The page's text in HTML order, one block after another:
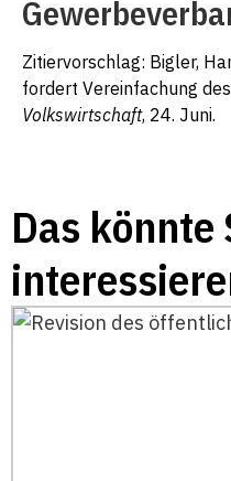
Zitiervorschlag: Bigler,
fordert Vereinfachung
Volkswirtschaft, 24. Juni.
Das könnte